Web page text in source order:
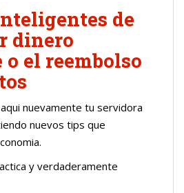
de
dinero
el reembolso
nuevamente tu servidora
nuevos tips que
y verdaderamente